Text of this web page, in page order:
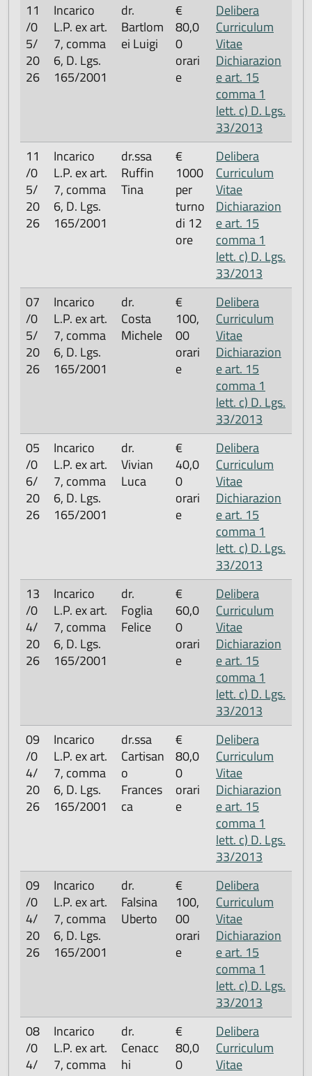
11
/0
5/
20
26
Incarico
L.P. ex art.
7, comma
6, D. Lgs.
165/2001
dr.
Bartlom
ei Luigi
€
80,0
0
orari
e
Delibera
Curriculum
Vitae
Dichiarazion
e art. 15
comma 1
lett. c) D. Lgs.
33/2013
11
/0
5/
20
26
Incarico
L.P. ex art.
7, comma
6, D. Lgs.
165/2001
dr.ssa
Ruffin
Tina
€
1000
per
turno
di 12
ore
Delibera
Curriculum
Vitae
Dichiarazion
e art. 15
comma 1
lett. c) D. Lgs.
33/2013
07
/0
5/
20
26
Incarico
L.P. ex art.
7, comma
6, D. Lgs.
165/2001
dr.
Costa
Michele
€
100,
00
orari
e
Delibera
Curriculum
Vitae
Dichiarazion
e art. 15
comma 1
lett. c) D. Lgs.
33/2013
05
/0
6/
20
26
Incarico
L.P. ex art.
7, comma
6, D. Lgs.
165/2001
dr.
Vivian
Luca
€
40,0
0
orari
e
Delibera
Curriculum
Vitae
Dichiarazion
e art. 15
comma 1
lett. c) D. Lgs.
33/2013
13
/0
4/
20
26
Incarico
L.P. ex art.
7, comma
6, D. Lgs.
165/2001
dr.
Foglia
Felice
€
60,0
0
orari
e
Delibera
Curriculum
Vitae
Dichiarazion
e art. 15
comma 1
lett. c) D. Lgs.
33/2013
09
/0
4/
20
26
Incarico
L.P. ex art.
7, comma
6, D. Lgs.
165/2001
dr.ssa
Cartisan
o
Frances
ca
€
80,0
0
orari
e
Delibera
Curriculum
Vitae
Dichiarazion
e art. 15
comma 1
lett. c) D. Lgs.
33/2013
09
/0
4/
20
26
Incarico
L.P. ex art.
7, comma
6, D. Lgs.
165/2001
dr.
Falsina
Uberto
€
100,
00
orari
e
Delibera
Curriculum
Vitae
Dichiarazion
e art. 15
comma 1
lett. c) D. Lgs.
33/2013
08
/0
4/
Incarico
L.P. ex art.
7, comma
dr.
Cenacc
hi
€
80,0
0
Delibera
Curriculum
Vitae